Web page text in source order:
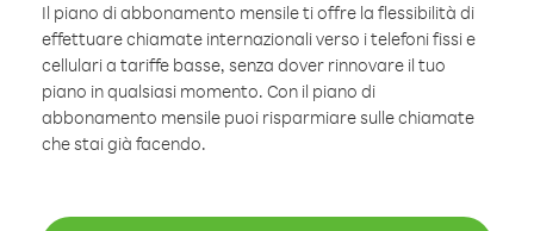
Il piano di abbonamento mensile ti offre la flessibilità di
effettuare chiamate internazionali verso i telefoni fissi e
cellulari a tariffe basse, senza dover rinnovare il tuo
piano in qualsiasi momento. Con il piano di
abbonamento mensile puoi risparmiare sulle chiamate
che stai già facendo.